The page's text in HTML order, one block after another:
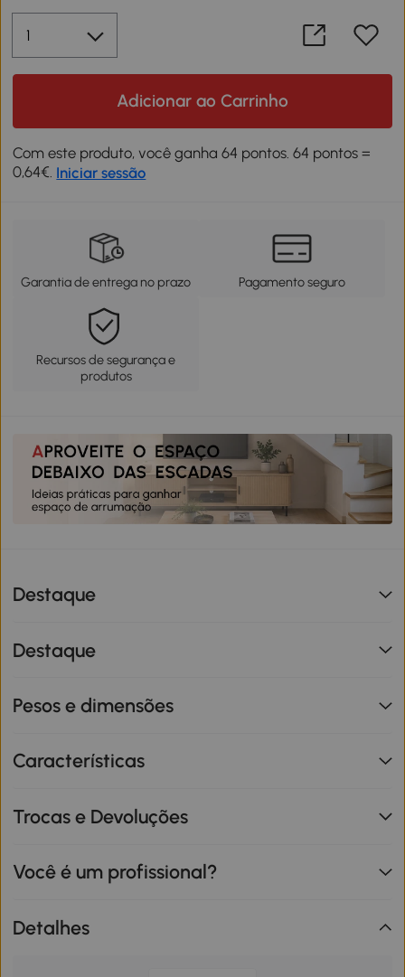
Adicionar ao Carrinho
Com este produto, você ganha 64 pontos. 64 pontos =
0,64€. Iniciar sessão
Garantia de entrega no prazo Pagamento seguro
Recursos de segurança e
produtos
Destaque
Destaque
Pesos e dimensões
Características
Trocas e Devoluções
Você é um profissional?
Detalhes